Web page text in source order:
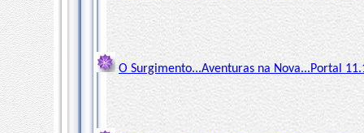
O Surgimento...Aventuras na Nova...Portal